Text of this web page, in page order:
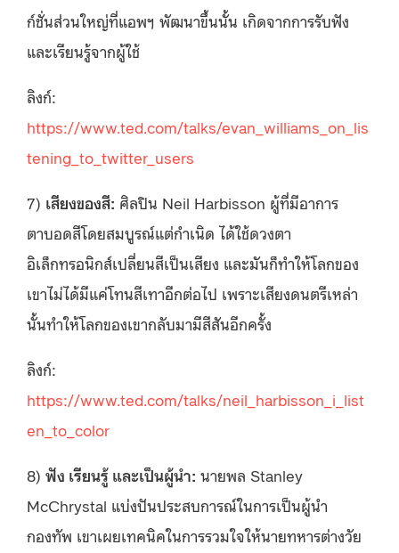
ก์ชั่นส่วนใหญ่ที่แอพฯ พัฒนาขึ้นนั้น เกิดจากการรับฟัง
และเรียนรู้จากผู้ใช้
ลิงก์:
https://www.ted.com/talks/evan_williams_on_lis
tening_to_twitter_users
7) เสียงของสี: ศิลปิน Neil Harbisson ผู้ที่มีอาการ
ตาบอดสีโดยสมบูรณ์แต่กำเนิด ได้ใช้ดวงตา
อิเล็กทรอนิกส์เปลี่ยนสีเป็นเสียง และมันก็ทำให้โลกของ
เขาไม่ได้มีแค่โทนสีเทาอีกต่อไป เพราะเสียงดนตรีเหล่า
นั้นทำให้โลกของเขากลับมามีสีสันอีกครั้ง
ลิงก์:
https://www.ted.com/talks/neil_harbisson_i_list
en_to_color
8) ฟัง เรียนรู้ และเป็นผู้นำ: นายพล Stanley
McChrystal แบ่งปันประสบการณ์ในการเป็นผู้นำ
กองทัพ เขาเผยเทคนิคในการรวมใจให้นายทหารต่างวัย